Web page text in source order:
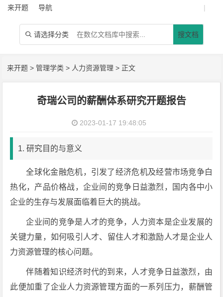
来开题 导航 |
 请选择分类 搜文档
来开题 >管理学类 > 人力资源管理 > 正文
奇瑞公司的薪酬体系研究开题报告
2023-01-17 19:48:05
1. 研究目的与意义
全球化金融危机，引发了经济危机及经营市场竞争白
热化，产品价格战，企业间的竞争日益激烈，国内各中小
企业的生存与发展面临着巨大的挑战。
企业间的竞争是人才的竞争，人力资本是企业发展的
关键力量，如何吸引人才、留住人才和激励人才是企业人
力资源管理的核心问题。
伴随着知识经济时代的到来，人才竞争日益激烈，由
此便加重了企业人力资源管理方面的一系列压力，薪酬管